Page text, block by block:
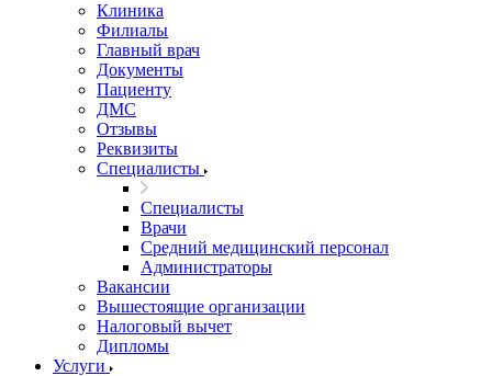
Клиника
Филиалы
Главный врач
Документы
Пациенту
ДМС
Отзывы
Реквизиты
Специалисты
Специалисты
Врачи
Средний медицинский персонал
Администраторы
Вакансии
Вышестоящие организации
Налоговый вычет
Дипломы
Услуги